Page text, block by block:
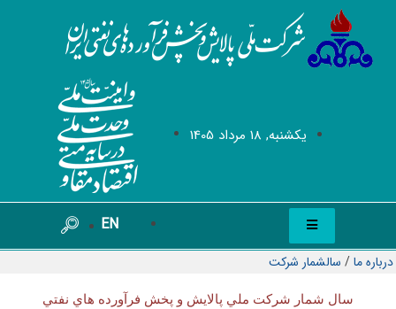
يکشنبه, 18 مرداد 1405
EN
درباره ما/ سالشمار شرکت
سال شمار شركت ملي پالايش و پخش فرآورده هاي نفتي